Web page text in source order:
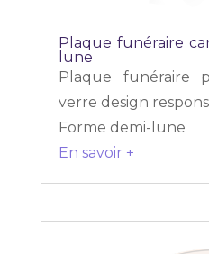
Plaque funéraire
lune
Plaque funéraire
verre design
Forme demi-lune
En savoir +